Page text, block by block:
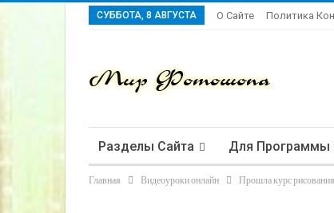
СУББОТА, 8 АВГУСТА О Сайте Политика
Разделы Сайта Для Программы
Главная Видеоуроки онлайн Прошла курс